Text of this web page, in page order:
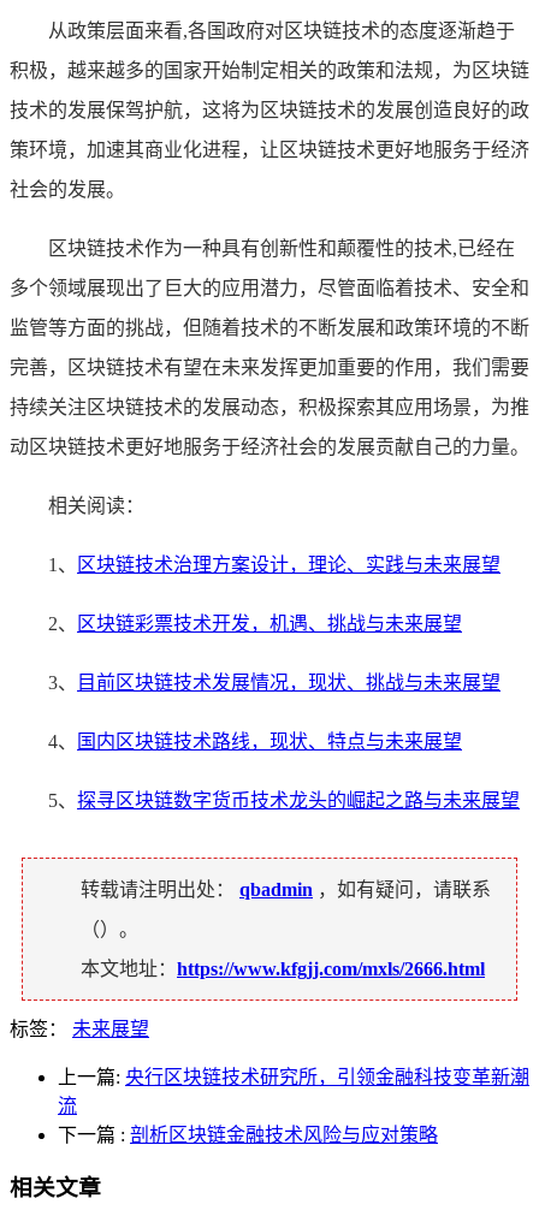
从政策层面来看,各国政府对区块链技术的态度逐渐趋于
积极，越来越多的国家开始制定相关的政策和法规，为区块链
技术的发展保驾护航，这将为区块链技术的发展创造良好的政
策环境，加速其商业化进程，让区块链技术更好地服务于经济
社会的发展。
区块链技术作为一种具有创新性和颠覆性的技术,已经在
多个领域展现出了巨大的应用潜力，尽管面临着技术、安全和
监管等方面的挑战，但随着技术的不断发展和政策环境的不断
完善，区块链技术有望在未来发挥更加重要的作用，我们需要
持续关注区块链技术的发展动态，积极探索其应用场景，为推
动区块链技术更好地服务于经济社会的发展贡献自己的力量。
相关阅读：
1、 区块链技术治理方案设计，理论、实践与未来展望
2、 区块链彩票技术开发，机遇、挑战与未来展望
3、 目前区块链技术发展情况，现状、挑战与未来展望
4、 国内区块链技术路线，现状、特点与未来展望
5、 探寻区块链数字货币技术龙头的崛起之路与未来展望
转载请注明出处： qbadmin ，如有疑问，请联系
（）。
本文地址： https://www.kfgjj.com/mxls/2666.html
标签： 未来展望
上一篇: 央行区块链技术研究所，引领金融科技变革新潮
流
下一篇 : 剖析区块链金融技术风险与应对策略
相关文章